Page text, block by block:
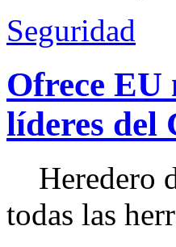
Seguridad
Ofrece EU
líderes del
Heredero
todas las